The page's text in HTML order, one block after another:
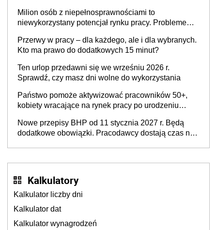
Milion osób z niepełnosprawnościami to
niewykorzystany potencjał rynku pracy. Problemem
refundacji, ale bariery po stronie systemu i
świadomości pracodawców [WYWIAD]
Przerwy w pracy – dla każdego, ale i dla wybranych.
Kto ma prawo do dodatkowych 15 minut?
Ten urlop przedawni się we wrześniu 2026 r.
Sprawdź, czy masz dni wolne do wykorzystania
Państwo pomoże aktywizować pracowników 50+,
kobiety wracające na rynek pracy po urodzeniu
neuroatypowe. Powstanie Fundusz na rzecz
Inkluzywności w Zatrudnianiu?
Nowe przepisy BHP od 11 stycznia 2027 r. Będą
dodatkowe obowiązki. Pracodawcy dostają czas na
Kalkulatory
Kalkulator liczby dni
Kalkulator dat
Kalkulator wynagrodzeń